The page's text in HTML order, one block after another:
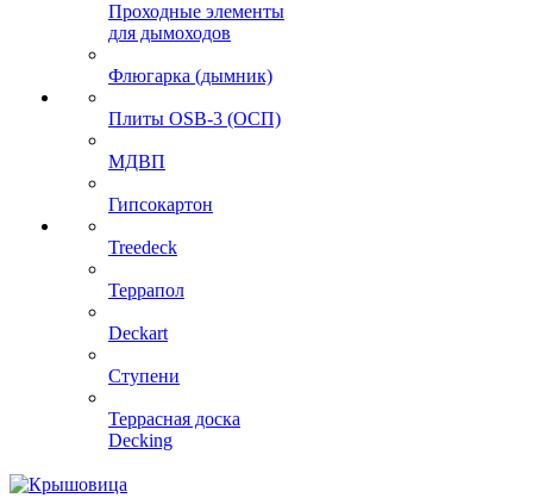
Проходные элементы
для дымоходов
Флюгарка (дымник)
Плиты OSB-3 (ОСП)
МДВП
Гипсокартон
Treedeck
Террапол
Deckart
Ступени
Террасная доска
Decking